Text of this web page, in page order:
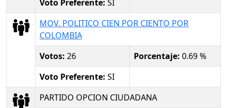
Voto Preferente: SI
MOV. POLITICO CIEN POR CIENTO POR
COLOMBIA
Votos: 26 Porcentaje: 0.69 %
Voto Preferente: SI
PARTIDO OPCION CIUDADANA